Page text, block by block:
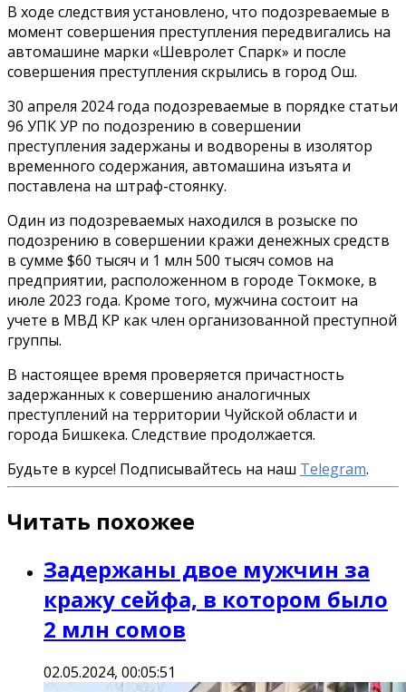
В ходе следствия установлено, что подозреваемые в
момент совершения преступления передвигались на
автомашине марки «Шевролет Спарк» и после
совершения преступления скрылись в город Ош.
30 апреля 2024 года подозреваемые в порядке статьи
96 УПК УР по подозрению в совершении
преступления задержаны и водворены в изолятор
временного содержания, автомашина изъята и
поставлена на штраф-стоянку.
Один из подозреваемых находился в розыске по
подозрению в совершении кражи денежных средств
в сумме $60 тысяч и 1 млн 500 тысяч сомов на
предприятии, расположенном в городе Токмоке, в
июле 2023 года. Кроме того, мужчина состоит на
учете в МВД КР как член организованной преступной
группы.
В настоящее время проверяется причастность
задержанных к совершению аналогичных
преступлений на территории Чуйской области и
города Бишкека. Следствие продолжается.
Будьте в курсе! Подписывайтесь на наш Telegram.
Читать похожее
Задержаны двое мужчин за
кражу сейфа, в котором было
2 млн сомов
02.05.2024, 00:05:51